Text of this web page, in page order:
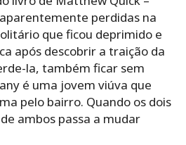
perdidas na
que ficou deprimido e
após descobrir a traição da
la, também ficar sem
é uma jovem viúva que
pelo bairro. Quando os dois
ambos passa a mudar